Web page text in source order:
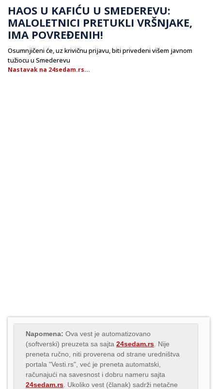
HAOS U KAFIĆU U SMEDEREVU:
MALOLETNICI PRETUKLI VRŠNJAKE,
IMA POVREĐENIH!
Osumnjičeni će, uz krivičnu priјavu, biti privedeni višem јavnom
tužiocu u Smederevu
Nastavak na 24sedam.rs...
Napomena: Ova vest je automatizovano
(softverski) preuzeta sa sajta 24sedam.rs . Nije
preneta ručno, niti proverena od strane uredništva
portala "Vesti.rs", već je preneta automatski,
računajući na savesnost i dobru nameru sajta
24sedam.rs . Ukoliko vest (članak) sadrži netačne